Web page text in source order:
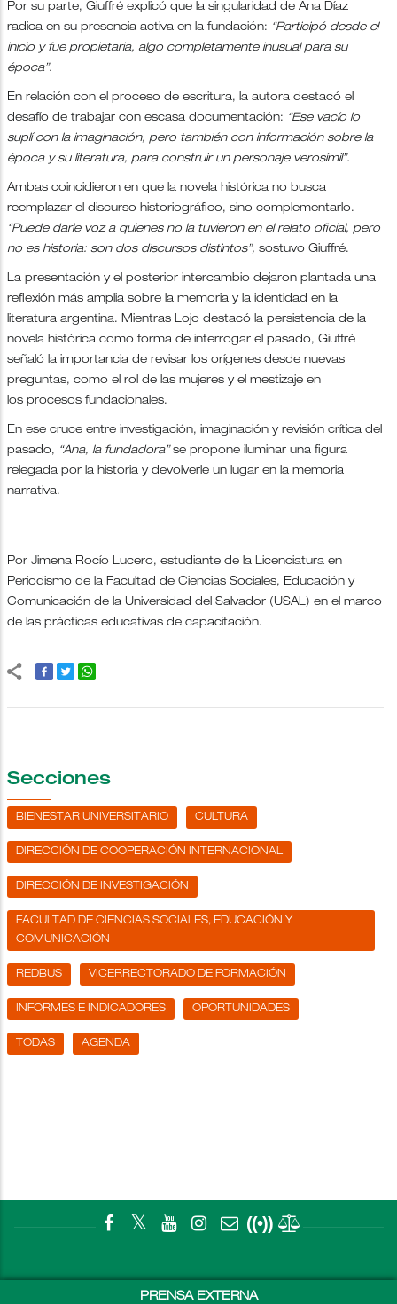
Por su parte, Giuffré explicó que la singularidad de Ana Díaz
radica en su presencia activa en la fundación: “Participó desde el
inicio y fue propietaria, algo completamente inusual para su
época”.
En relación con el proceso de escritura, la autora destacó el
desafío de trabajar con escasa documentación: “Ese vacío lo
suplí con la imaginación, pero también con información sobre la
época y su literatura, para construir un personaje verosímil”.
Ambas coincidieron en que la novela histórica no busca
reemplazar el discurso historiográfico, sino complementarlo.
“Puede darle voz a quienes no la tuvieron en el relato oficial, pero
no es historia: son dos discursos distintos”, sostuvo Giuffré.
La presentación y el posterior intercambio dejaron plantada una
reflexión más amplia sobre la memoria y la identidad en la
literatura argentina. Mientras Lojo destacó la persistencia de la
novela histórica como forma de interrogar el pasado, Giuffré
señaló la importancia de revisar los orígenes desde nuevas
preguntas, como el rol de las mujeres y el mestizaje en
los procesos fundacionales.
En ese cruce entre investigación, imaginación y revisión crítica del
pasado, “Ana, la fundadora”se propone iluminar una figura
relegada por la historia y devolverle un lugar en la memoria
narrativa.
Por Jimena Rocío Lucero, estudiante de la Licenciatura en
Periodismo de la Facultad de Ciencias Sociales, Educación y
Comunicación de la Universidad del Salvador (USAL) en el marco
de las prácticas educativas de capacitación.
Secciones
BIENESTAR UNIVERSITARIO CULTURA
DIRECCIÓN DE COOPERACIÓN INTERNACIONAL
DIRECCIÓN DE INVESTIGACIÓN
FACULTAD DE CIENCIAS SOCIALES, EDUCACIÓN Y
COMUNICACIÓN
REDBUS VICERRECTORADO DE FORMACIÓN
INFORMES E INDICADORES OPORTUNIDADES
TODAS AGENDA
PRENSA EXTERNA